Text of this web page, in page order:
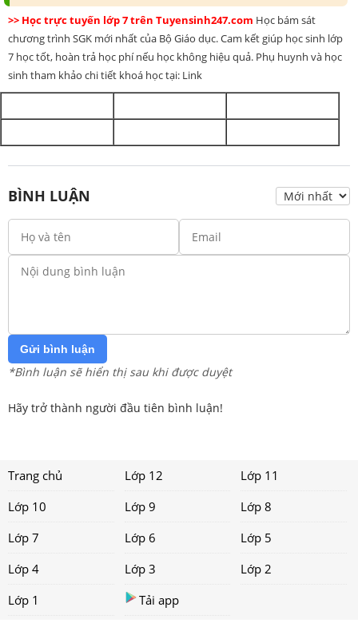
>> Học trực tuyến lớp 7 trên Tuyensinh247.com Học bám sát
chương trình SGK mới nhất của Bộ Giáo dục. Cam kết giúp học sinh lớp
7 học tốt, hoàn trả học phí nếu học không hiệu quả. Phụ huynh và học
sinh tham khảo chi tiết khoá học tại: Link
BÌNH LUẬN
Gửi bình luận
*Bình luận sẽ hiển thị sau khi được duyệt
Hãy trở thành người đầu tiên bình luận!
Trang chủ Lớp 12
Lớp 11
Lớp 10
Lớp 9
Lớp 8
Lớp 7
Lớp 6
Lớp 5
Lớp 4
Lớp 3
Lớp 2
Lớp 1
Tải app